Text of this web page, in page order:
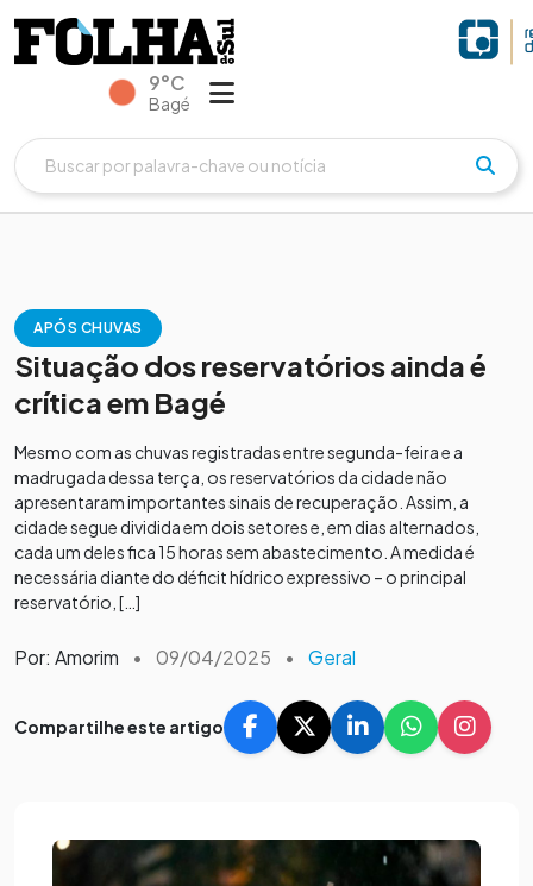
9°C
Bagé
APÓS CHUVAS
Situação dos reservatórios ainda é
crítica em Bagé
Mesmo com as chuvas registradas entre segunda-feira e a
madrugada dessa terça, os reservatórios da cidade não
apresentaram importantes sinais de recuperação. Assim, a
cidade segue dividida em dois setores e, em dias alternados,
cada um deles fica 15 horas sem abastecimento. A medida é
necessária diante do déficit hídrico expressivo – o principal
reservatório, […]
Por: Amorim • 09/04/2025 • Geral
Compartilhe este artigo